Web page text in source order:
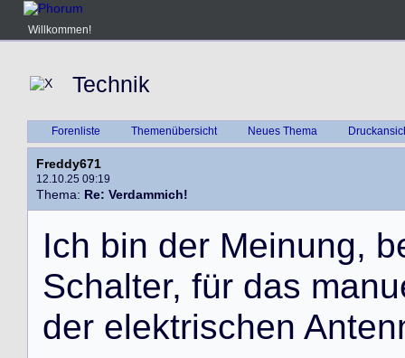
Willkommen!
Technik
Forenliste Themenübersicht Neues Thema
Freddy671
12.10.25 09:19
Thema: Re: Verdammich!
Ich bin der Meinung, b
Schalter, für das manu
der elektrischen Anten